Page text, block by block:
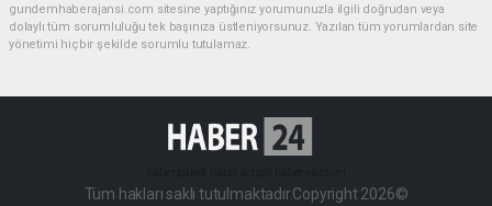
gundemhaberajansi.com sitesine yaptığınız yorumunuzla ilgili doğrudan veya
dolaylı tüm sorumluluğu tek başınıza üstleniyorsunuz. Yazılan tüm yorumlardan site
yönetimi hiçbir şekilde sorumlu tutulamaz.
Tüm hakları saklı tutulmaktadır.Copyright 2026©